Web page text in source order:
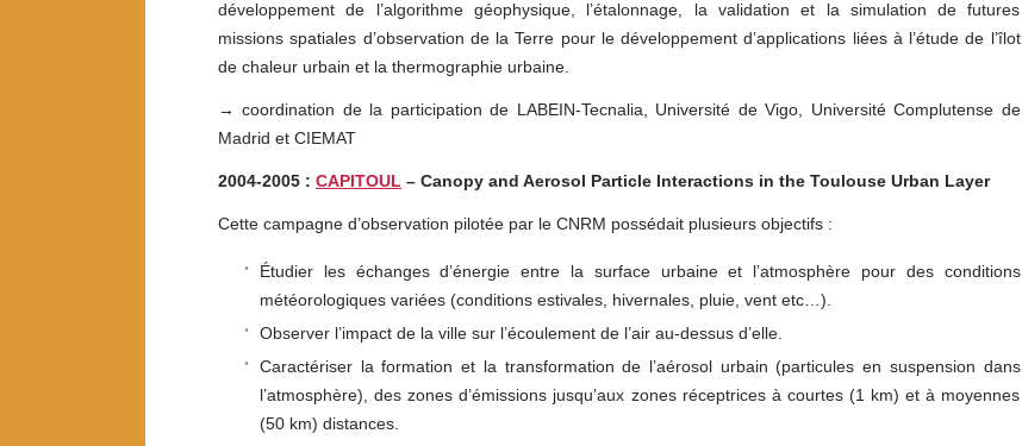
développement de l’algorithme géophysique, l’étalonnage, la validation et la simulation de futures
missions spatiales d’observation de la Terre pour le développement d’applications liées à l’étude de l’îlot
de chaleur urbain et la thermographie urbaine.
→ coordination de la participation de LABEIN-Tecnalia, Université de Vigo, Université Complutense de
Madrid et CIEMAT
2004-2005 : CAPITOUL – Canopy and Aerosol Particle Interactions in the Toulouse Urban Layer
Cette campagne d’observation pilotée par le CNRM possédait plusieurs objectifs :
Étudier les échanges d’énergie entre la surface urbaine et l’atmosphère pour des conditions
météorologiques variées (conditions estivales, hivernales, pluie, vent etc…).
Observer l’impact de la ville sur l’écoulement de l’air au-dessus d’elle.
Caractériser la formation et la transformation de l’aérosol urbain (particules en suspension dans
l’atmosphère), des zones d’émissions jusqu’aux zones réceptrices à courtes (1 km) et à moyennes
(50 km) distances.